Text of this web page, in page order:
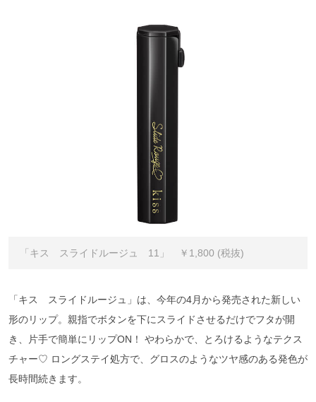
「キス スライドルージュ 11」 ￥1,800 (税抜)
「キス スライドルージュ」は、今年の4月から発売された新しい
形のリップ。親指でボタンを下にスライドさせるだけでフタが開
き、片手で簡単にリップON！ やわらかで、とろけるようなテクス
チャー♡ ロングステイ処方で、グロスのようなツヤ感のある発色が
長時間続きます。